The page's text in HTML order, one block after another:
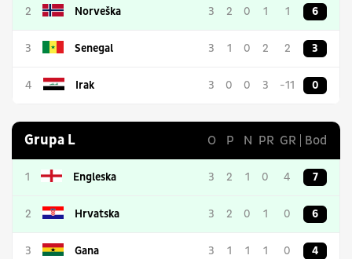
2 Norveška 3 2 0 1 1 6
3 Senegal 3 1 0 2 2 3
4 Irak 3 0 0 3 -11 0
Grupa L O P N PR GR Bod
1 Engleska 3 2 1 0 4 7
2 Hrvatska 3 2 0 1 0 6
3 Gana 3 1 1 1 0 4